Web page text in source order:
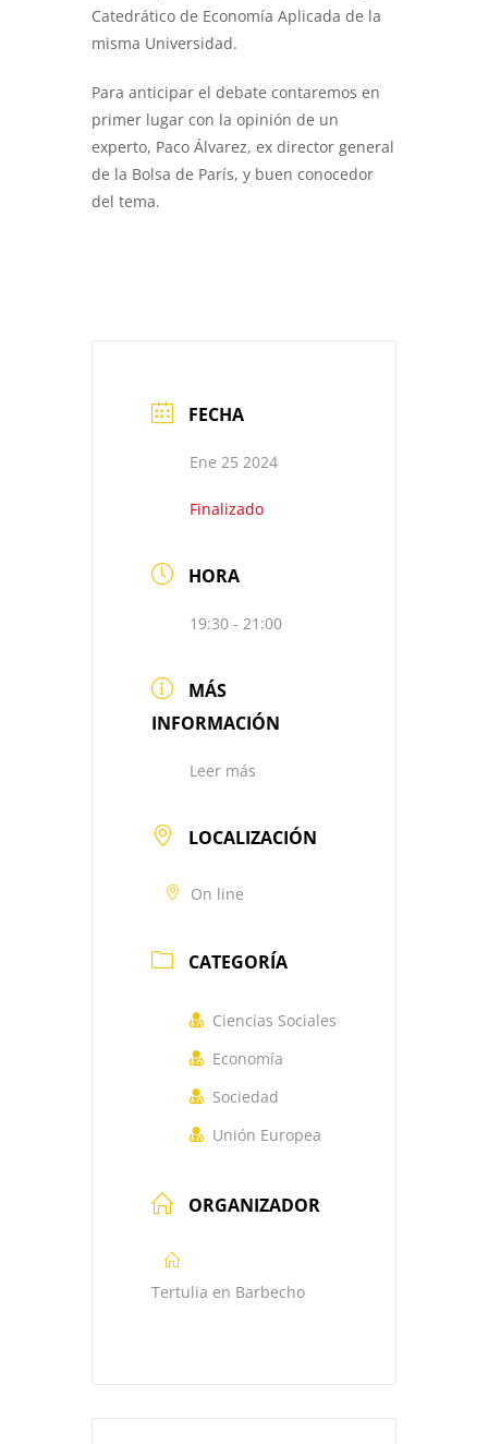
Catedrático de Economía Aplicada de la
misma Universidad.
Para anticipar el debate contaremos en
primer lugar con la opinión de un
experto, Paco Álvarez, ex director general
de la Bolsa de París, y buen conocedor
del tema.
FECHA
Ene 25 2024
Finalizado
HORA
19:30 - 21:00
MÁS
INFORMACIÓN
Leer más
LOCALIZACIÓN
On line
CATEGORÍA
Ciencias Sociales
Economía
Sociedad
Unión Europea
ORGANIZADOR
Tertulia en Barbecho